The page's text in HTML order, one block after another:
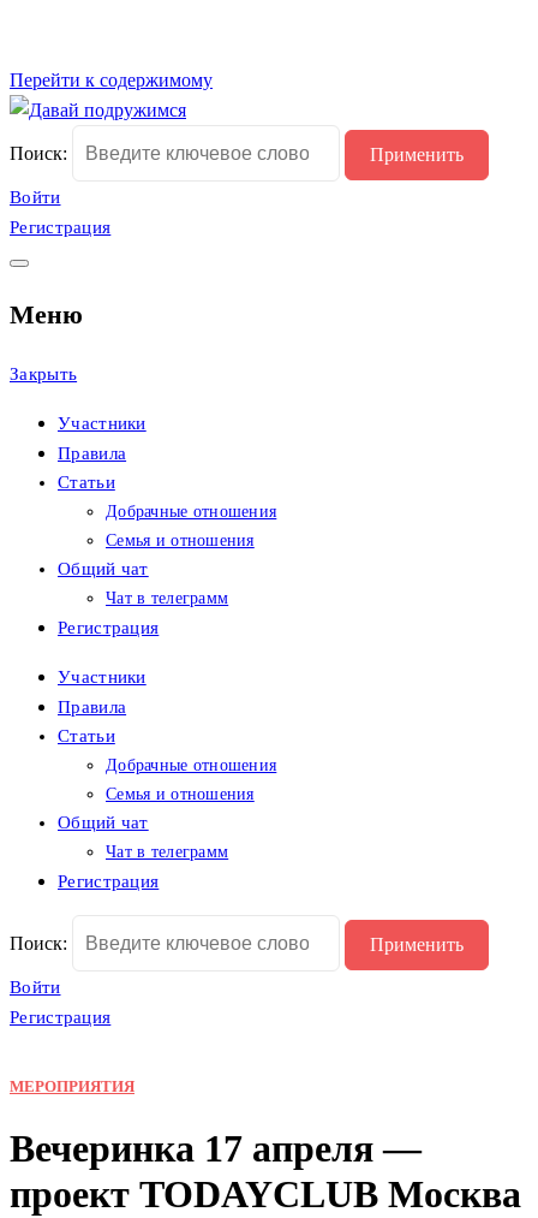
Перейти к содержимому
Сайт христианских
знакомств
Поиск:
Войти
Регистрация
Меню
Закрыть
Участники
Правила
Статьи
Добрачные отношения
Семья и отношения
Общий чат
Чат в телеграмм
Регистрация
Участники
Правила
Статьи
Добрачные отношения
Семья и отношения
Общий чат
Чат в телеграмм
Регистрация
Поиск:
Войти
Регистрация
МЕРОПРИЯТИЯ
Вечеринка 17 апреля —
проект TODAYCLUB Москва